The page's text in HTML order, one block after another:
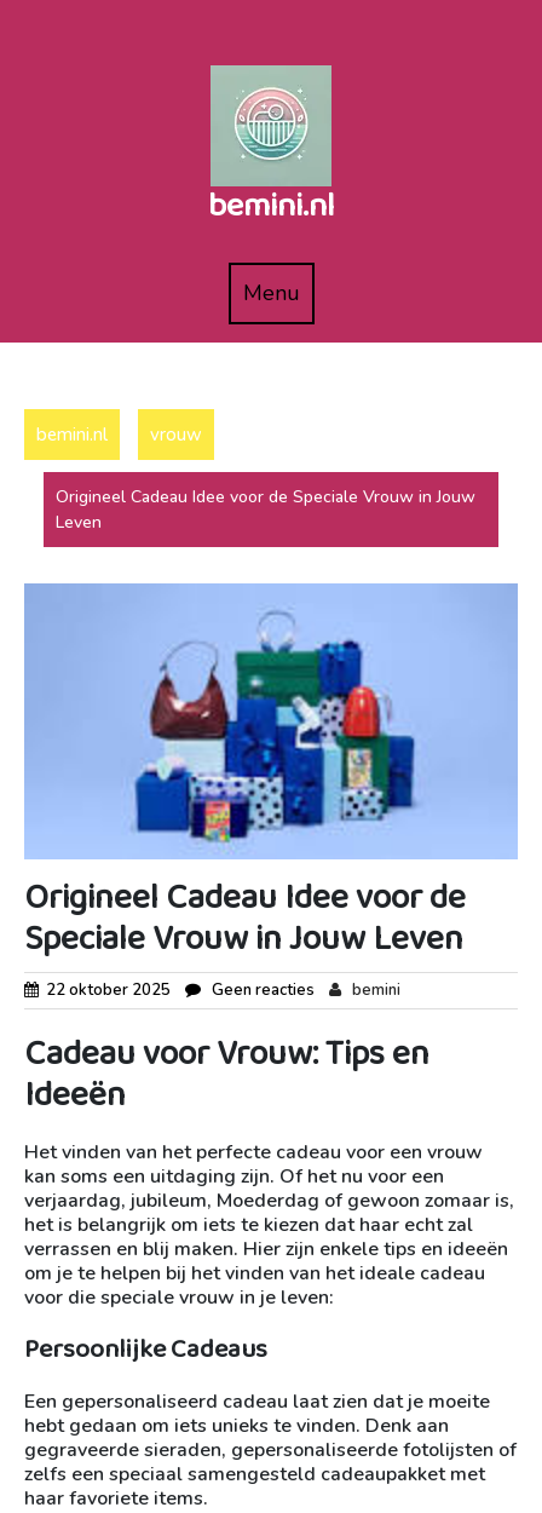
bemini.nl
MenuMenu
bemini.nl vrouw
Origineel Cadeau Idee voor de Speciale Vrouw in Jouw
Leven
Origineel Cadeau Idee voor de
Speciale Vrouw in Jouw Leven
22 oktober 2025 Geen reacties bemini
Cadeau voor Vrouw: Tips en
Ideeën
Het vinden van het perfecte cadeau voor een vrouw
kan soms een uitdaging zijn. Of het nu voor een
verjaardag, jubileum, Moederdag of gewoon zomaar is,
het is belangrijk om iets te kiezen dat haar echt zal
verrassen en blij maken. Hier zijn enkele tips en ideeën
om je te helpen bij het vinden van het ideale cadeau
voor die speciale vrouw in je leven:
Persoonlijke Cadeaus
Een gepersonaliseerd cadeau laat zien dat je moeite
hebt gedaan om iets unieks te vinden. Denk aan
gegraveerde sieraden, gepersonaliseerde fotolijsten of
zelfs een speciaal samengesteld cadeaupakket met
haar favoriete items.